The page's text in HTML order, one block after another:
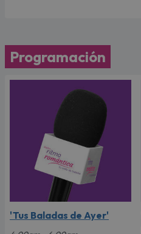
Programación
'Tus Baladas de Ayer'